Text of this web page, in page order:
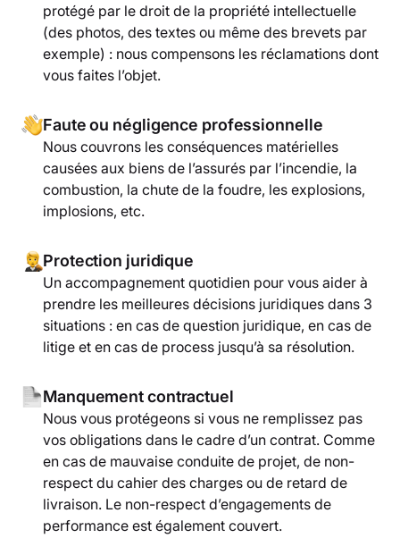
protégé par le droit de la propriété intellectuelle
(des photos, des textes ou même des brevets par
exemple) : nous compensons les réclamations dont
vous faites l’objet.
Faute ou négligence professionnelle
Nous couvrons les conséquences matérielles
causées aux biens de l’assurés par l’incendie, la
combustion, la chute de la foudre, les explosions,
implosions, etc.
Protection juridique
Un accompagnement quotidien pour vous aider à
prendre les meilleures décisions juridiques dans 3
situations : en cas de question juridique, en cas de
litige et en cas de process jusqu’à sa résolution.
Manquement contractuel
Nous vous protégeons si vous ne remplissez pas
vos obligations dans le cadre d’un contrat. Comme
en cas de mauvaise conduite de projet, de non-
respect du cahier des charges ou de retard de
livraison. Le non-respect d’engagements de
performance est également couvert.